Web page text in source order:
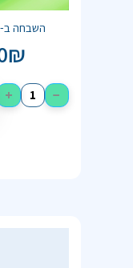
השבחה ב-
₪
−
+